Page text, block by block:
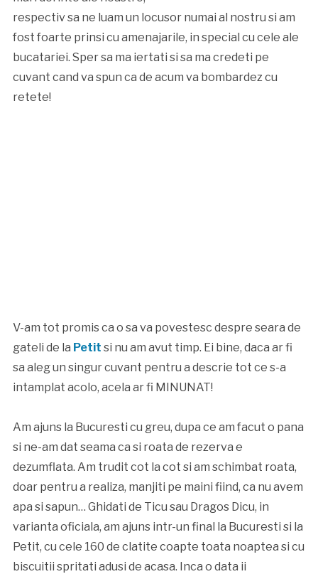
respectiv sa ne luam un locusor numai al nostru si am
fost foarte prinsi cu amenajarile, in special cu cele ale
bucatariei. Sper sa ma iertati si sa ma credeti pe
cuvant cand va spun ca de acum va bombardez cu
retete!
V-am tot promis ca o sa va povestesc despre seara de
gateli de la Petit si nu am avut timp. Ei bine, daca ar fi
sa aleg un singur cuvant pentru a descrie tot ce s-a
intamplat acolo, acela ar fi MINUNAT!
Am ajuns la Bucuresti cu greu, dupa ce am facut o pana
si ne-am dat seama ca si roata de rezerva e
dezumflata. Am trudit cot la cot si am schimbat roata,
doar pentru a realiza, manjiti pe maini fiind, ca nu avem
apa si sapun… Ghidati de Ticu sau Dragos Dicu, in
varianta oficiala, am ajuns intr-un final la Bucuresti si la
Petit, cu cele 160 de clatite coapte toata noaptea si cu
biscuitii spritati adusi de acasa. Inca o data ii